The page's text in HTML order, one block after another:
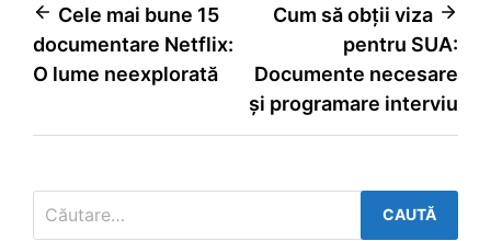
Navigare
în
Cele mai bune 15
documentare Netflix:
O lume neexplorată
Cum să obții viza
pentru SUA:
Documente necesare
și programare interviu
după: